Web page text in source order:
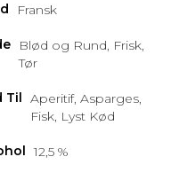
Fransk
Blød og Rund, Frisk,
Tør
Til Aperitif, Asparges,
Fisk, Lyst Kød
12,5 %